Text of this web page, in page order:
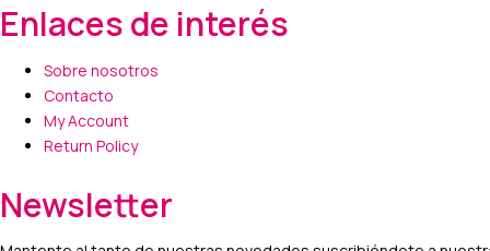
Enlaces de interés
Sobre nosotros
Contacto
My Account
Return Policy
Newsletter